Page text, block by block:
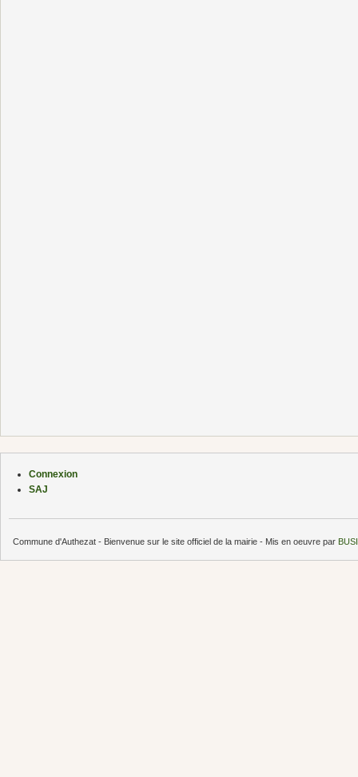
Connexion
SAJ
Commune d'Authezat - Bienvenue sur le site officiel de la mairie - Mis en oeuvre par